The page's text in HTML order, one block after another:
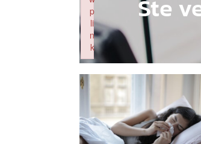
Ste
p
li
n
k
Failed to initialize plugin: